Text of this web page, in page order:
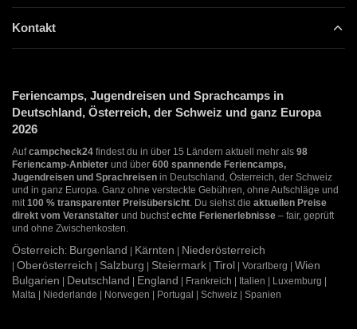
Kontakt
Feriencamps, Jugendreisen und Sprachcamps in
Deutschland, Österreich, der Schweiz und ganz Europa
2026
Aufcampcheck24 findest du in über 15 Ländern aktuell mehr als 98
Feriencamp-Anbieter und über 600 spannende Feriencamps,
Jugendreisen und Sprachreisen in Deutschland, Österreich, der Schweiz
und in ganz Europa. Ganz ohne versteckte Gebühren, ohne Aufschläge und
mit100 % transparenter Preisübersicht. Du siehst die aktuellen Preise
direkt vom Veranstalter und buchstechte Ferienerlebnisse – fair, geprüft
und ohne Zwischenkosten.
Österreich: Burgenland | Kärnten | Niederösterreich
| Oberösterreich | Salzburg | Steiermark | Tirol | Vorarlberg | Wien
Bulgarien | Deutschland | England | Frankreich | Italien | Luxemburg |
Malta | Niederlande | Norwegen | Portugal | Schweiz | Spanien